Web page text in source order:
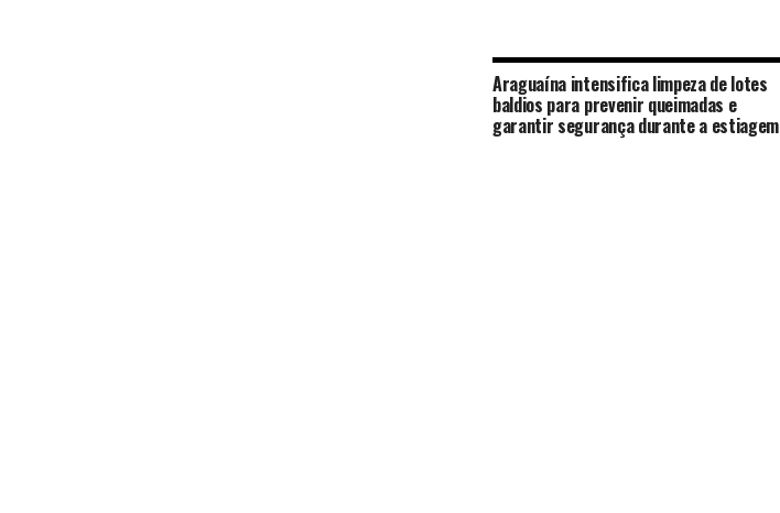
Araguaína intensifica limpeza de lotes
baldios para prevenir queimadas e
garantir segurança durante a estiagem